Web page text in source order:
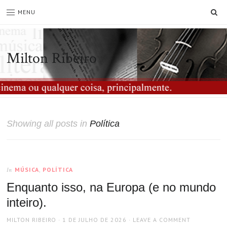
MENU
Milton Ribeiro
Showing all posts inPolítica
In MÚSICA, POLÍTICA
Enquanto isso, na Europa (e no mundo
inteiro).
AUTHOR
MILTON RIBEIRO
POSTED
1 DE JULHO DE 2026 LEAVE A COMMENT